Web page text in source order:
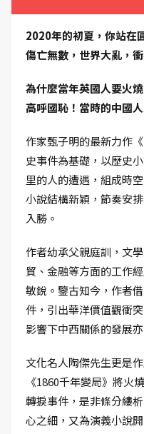
2020年的初夏，你站在
傷亡無數，世界大亂，
為什麼當年英國人要火
高呼國恥！當時的中國
作家甄子明的最新力作
史事件為基礎，以歷史
里的人的遭遇，組成時
小說結構新穎，節奏安
入勝。
作者幼承父親庭訓，文
貿、金融等方面的工作
敏銳。鑒古知今，作者
件，引出華洋價值觀衝
影響下中西關係的發展
文化名人陶傑先生更是
《1860千年變局》將火
轉捩事件，是非條分縷
心之細，又為演義小說